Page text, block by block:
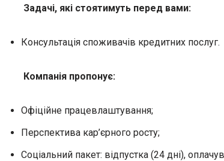
Задачі, які стоятимуть перед вами:
Консультація споживачів кредитних послуг.
Компанія пропонує:
Офіційне працевлаштування;
Перспектива кар’єрного росту;
Соціальний пакет: відпустка (24 дні),